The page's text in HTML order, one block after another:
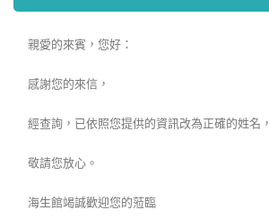
親愛的來賓，您好：
感謝您的來信，
經查詢，已依照您提供的資訊改為正確的姓名，
敬請您放心。
海生館竭誠歡迎您的蒞臨